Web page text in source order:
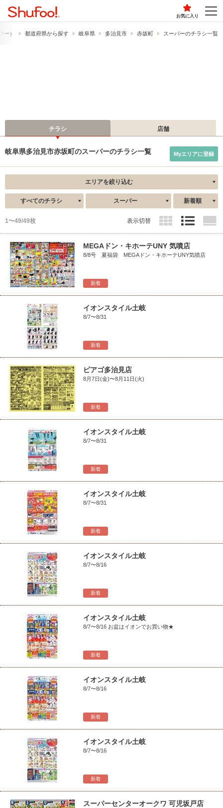
お気に入り
ー） 都道府県から探す 岐阜県 多治見市 赤坂町 スーパーのチラシ一覧
チラシ 店舗
岐阜県多治見市赤坂町のスーパーのチラシ一覧 Myエリアに登録
エリアを絞り込む
すべてのチラシ スーパー 新着順
1〜49/49枚 表示切替
新着
MEGAドン・キホーテUNY 気噴店
8/8号 夏福袋 MEGAドン・キホーテUNY気噴店
新着
イオンスタイル土岐
8/7〜8/31
新着
ピアゴ多治見店
8月7日(金)〜8月11日(火)
新着
イオンスタイル土岐
8/7〜8/31
新着
イオンスタイル土岐
8/7〜8/31
新着
イオンスタイル土岐
8/7〜8/16
新着
イオンスタイル土岐
8/7〜8/16 お盆はイオンでお買い物★
新着
イオンスタイル土岐
8/7〜8/16
新着
イオンスタイル土岐
8/7〜8/16
スーパーセンターオークワ 可児坂戸店